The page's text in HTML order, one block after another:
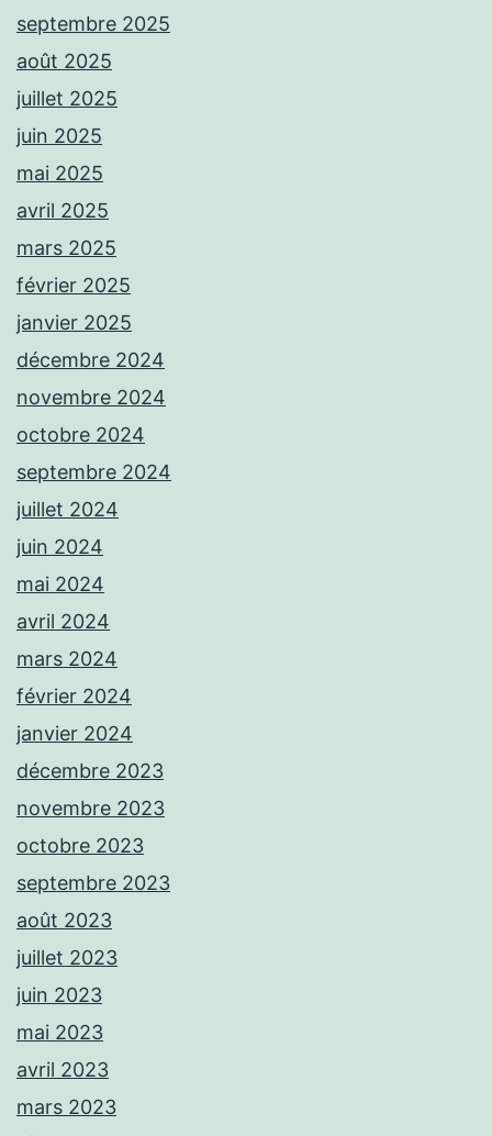
septembre 2025
août 2025
juillet 2025
juin 2025
mai 2025
avril 2025
mars 2025
février 2025
janvier 2025
décembre 2024
novembre 2024
octobre 2024
septembre 2024
juillet 2024
juin 2024
mai 2024
avril 2024
mars 2024
février 2024
janvier 2024
décembre 2023
novembre 2023
octobre 2023
septembre 2023
août 2023
juillet 2023
juin 2023
mai 2023
avril 2023
mars 2023